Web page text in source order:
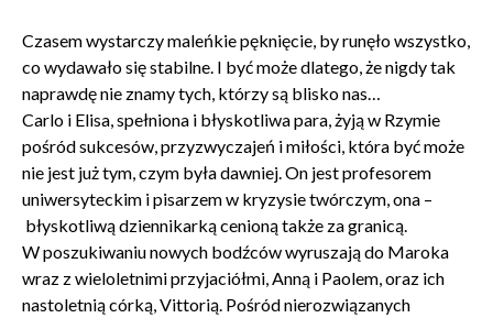
WYŚLIJ
Czasem wystarczy maleńkie pęknięcie, by runęło wszystko,
co wydawało się stabilne. I być może dlatego, że nigdy tak
naprawdę nie znamy tych, którzy są blisko nas…
Carlo i Elisa, spełniona i błyskotliwa para, żyją w Rzymie
pośród sukcesów, przyzwyczajeń i miłości, która być może
nie jest już tym, czym była dawniej. On jest profesorem
uniwersyteckim i pisarzem w kryzysie twórczym, ona –
błyskotliwą dziennikarką cenioną także za granicą.
W poszukiwaniu nowych bodźców wyruszają do Maroka
wraz z wieloletnimi przyjaciółmi, Anną i Paolem, oraz ich
nastoletnią córką, Vittorią. Pośród nierozwiązanych